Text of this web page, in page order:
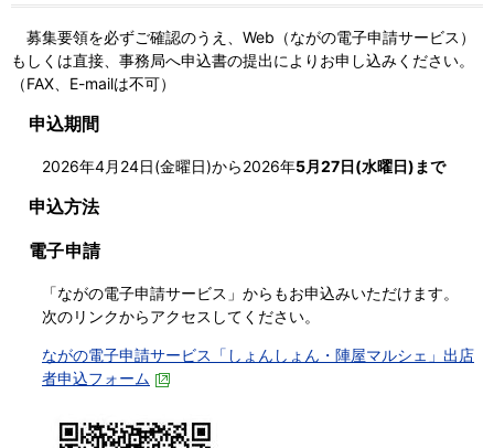
募集要領を必ずご確認のうえ、Web（ながの電子申請サービス）
もしくは直接、事務局へ申込書の提出によりお申し込みください。
（FAX、E-mailは不可）
申込期間
2026年4月24日(金曜日)から2026年5月27日(水曜日)まで
申込方法
電子申請
「ながの電子申請サービス」からもお申込みいただけます。
次のリンクからアクセスしてください。
ながの電子申請サービス「しょんしょん・陣屋マルシェ」出店
者申込フォーム